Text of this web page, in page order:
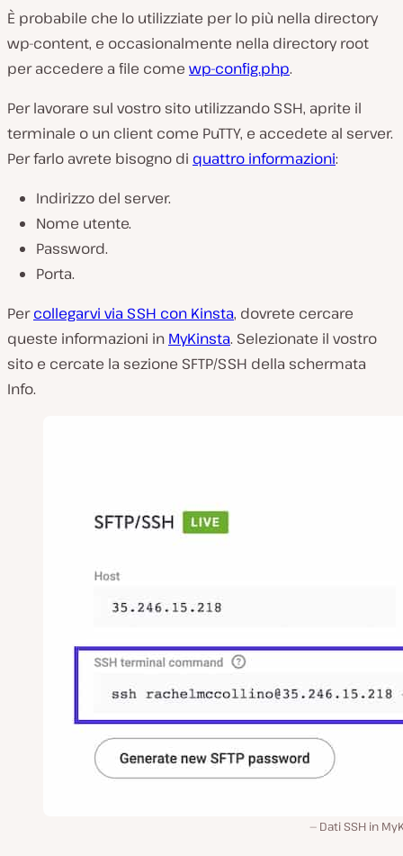
È probabile che lo utilizziate per lo più nella directory
wp-content, e occasionalmente nella directory root
per accedere a file come wp-config.php.
Per lavorare sul vostro sito utilizzando SSH, aprite il
terminale o un client come PuTTY, e accedete al server.
Per farlo avrete bisogno di quattro informazioni:
Indirizzo del server.
Nome utente.
Password.
Porta.
Percollegarvi via SSH con Kinsta, dovrete cercare
queste informazioni in MyKinsta. Selezionate il vostro
sito e cercate la sezione SFTP/SSH della schermata
Info.
Dati SSH in